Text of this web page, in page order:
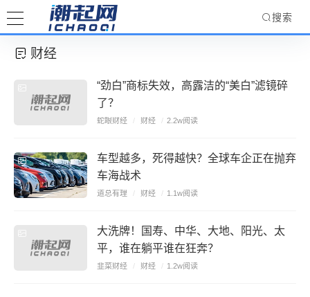
搜索
财经
“劲白”商标失效，高露洁的“美白”滤镜碎
了？
蛇眼财经 / 财经 / 2.2w阅读
车型越多，死得越快？全球车企正在抛弃
车海战术
道总有理 / 财经 / 1.1w阅读
大洗牌！国寿、中华、大地、阳光、太
平，谁在躺平谁在狂奔？
韭菜财经 / 财经 / 1.2w阅读